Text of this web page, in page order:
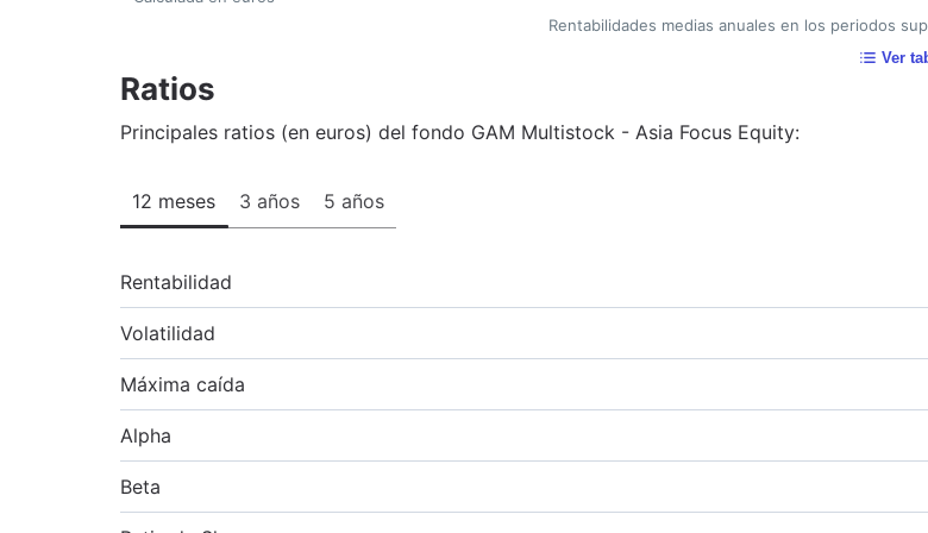
Rentabilidades medias anuales en los periodos
Ver
Ratios
Principales ratios (en euros) del fondo GAM Multistock - Asia Focus Equity:
12 meses 3 años 5 años
Rentabilidad
Volatilidad
Máxima caída
Alpha
Beta